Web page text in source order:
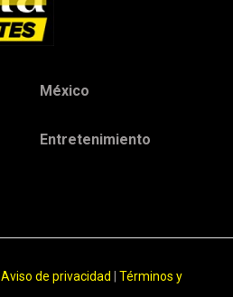
México
Entretenimiento
Aviso de privacidad
Términos y